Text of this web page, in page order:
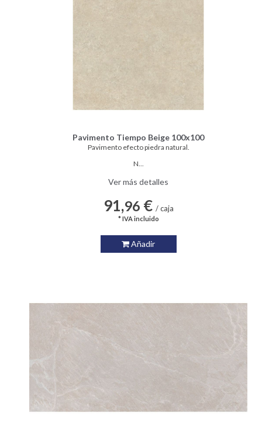
Pavimento Tiempo Beige 100x100
Pavimento efecto piedra natural.
N...
Ver más detalles
91,96 € / caja
* IVA incluido
Añadir